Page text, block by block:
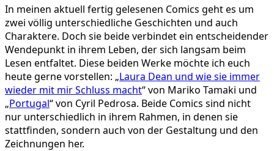
In meinen aktuell fertig gelesenen Comics geht es um
zwei völlig unterschiedliche Geschichten und auch
Charaktere. Doch sie beide verbindet ein entscheidender
Wendepunkt in ihrem Leben, der sich langsam beim
Lesen entfaltet. Diese beiden Werke möchte ich euch
heute gerne vorstellen: „Laura Dean und wie sie immer
wieder mit mir Schluss macht“ von Mariko Tamaki und
„Portugal“ von Cyril Pedrosa. Beide Comics sind nicht
nur unterschiedlich in ihrem Rahmen, in denen sie
stattfinden, sondern auch von der Gestaltung und den
Zeichnungen her.